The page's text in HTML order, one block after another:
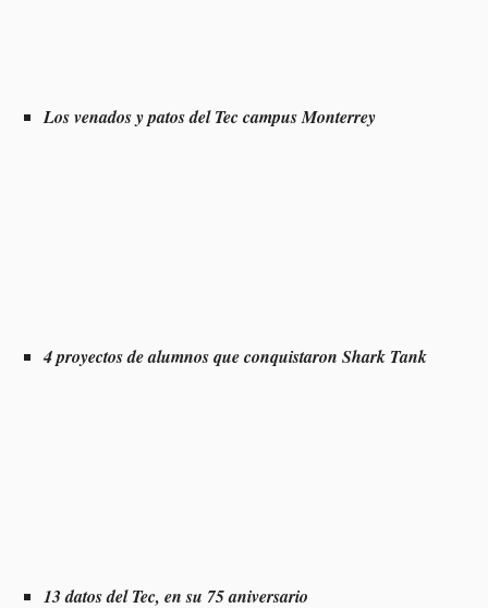
Los venados y patos del Tec campus Monterrey
4 proyectos de alumnos que conquistaron Shark Tank
13 datos del Tec, en su 75 aniversario